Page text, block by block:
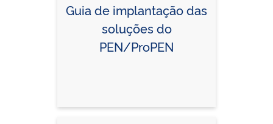
Guia de implantação das
soluções do
PEN/ProPEN